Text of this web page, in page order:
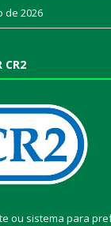
de 2026
CR2
ou sistema para